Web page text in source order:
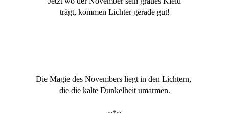
trägt, kommen Lichter gerade gut!
Die Magie des Novembers liegt in den Lichtern,
die die kalte Dunkelheit umarmen.
~*~